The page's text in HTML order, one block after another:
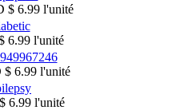
$ 6.99 l'unité
6.99 l'unité
$ 6.99 l'unité
6.99 l'unité